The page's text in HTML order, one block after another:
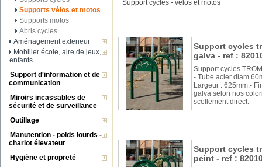
Supports vélos et motos
Supports motos
Abris cycles
Aménagement exterieur
Mobilier école, aire de jeux,
enfants
Support d'information et de
communication
Miroirs incassables de
sécurité et de surveillance
Outillage
Manutention - poids lourds -
chariot élevateur
Hygiène et propreté
Support cycles - vélos et motos
Support cycles
galva - ref :
Support cycles
- Tube acier diam
Largeur : 625mm.-
galva selon nos
scellement direct.
Support cycles
peint - ref :